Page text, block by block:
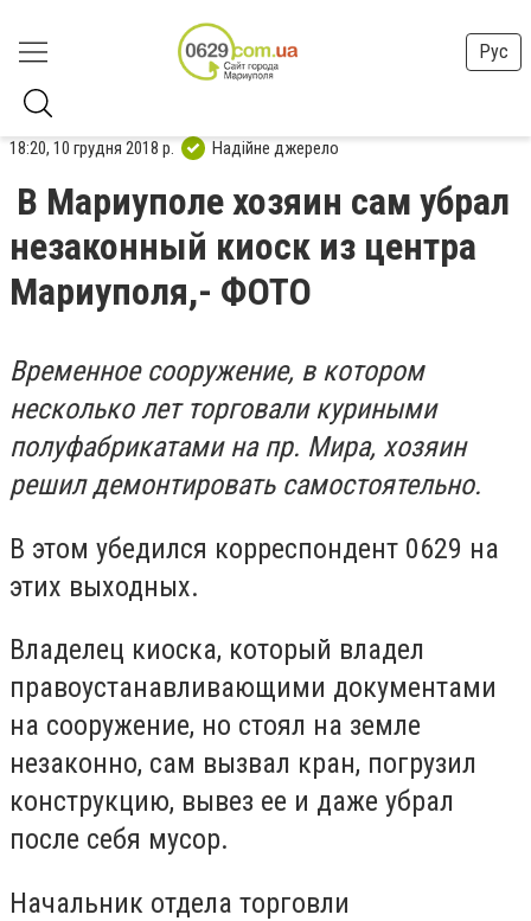
Рус
18:20, 10 грудня 2018 р. Надійне джерело
В Мариуполе хозяин сам убрал
незаконный киоск из центра
Мариуполя,- ФОТО
Временное сооружение, в котором
несколько лет торговали куриными
полуфабрикатами на пр. Мира, хозяин
решил демонтировать самостоятельно.
В этом убедился корреспондент 0629 на
этих выходных.
Владелец киоска, который владел
правоустанавливающими документами
на сооружение, но стоял на земле
незаконно, сам вызвал кран, погрузил
конструкцию, вывез ее и даже убрал
после себя мусор.
Начальник отдела торговли